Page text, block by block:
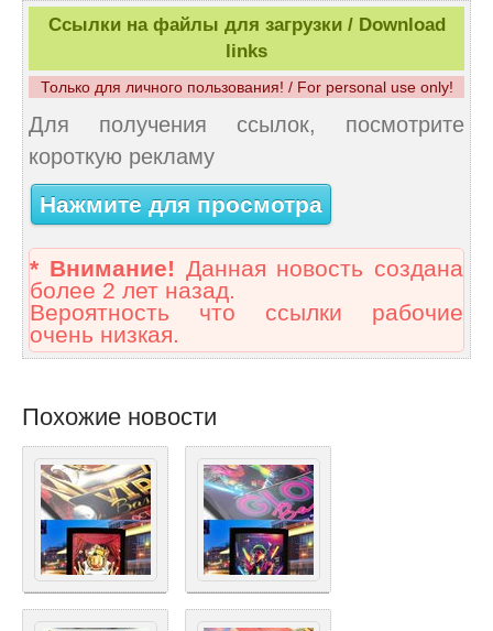
Ссылки на файлы для загрузки / Download
links
Только для личного пользования! / For personal use only!
Для получения ссылок, посмотрите
короткую рекламу
Нажмите для просмотра
* Внимание! Данная новость создана
более 2 лет назад.
Вероятность что ссылки рабочие
очень низкая.
Похожие новости